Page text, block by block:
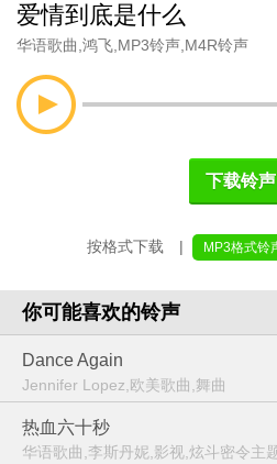
爱情到底是什么
华语歌曲 鸿飞 MP3铃声 M4R铃声
下载铃声
按格式下载 | MP3格式铃
你可能喜欢的铃声
Dance Again
Jennifer Lopez,欧美歌曲,舞曲
热血六十秒
华语歌曲,李斯丹妮,影视,炫斗密令主